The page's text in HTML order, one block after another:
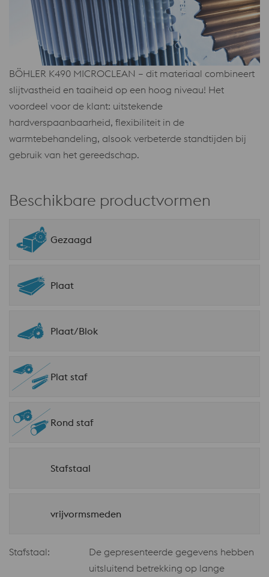
BÖHLER K490 MICROCLEAN – dit materiaal combineert
slijtvastheid en taaiheid op een hoog niveau! Het
voordeel voor de klant: uitstekende
hardverspaanbaarheid, flexibiliteit in de
warmtebehandeling, alsook verbeterde standtijden bij
gebruik van het gereedschap.
Beschikbare productvormen
Gezaagd
Plaat
Plaat/Blok
Plat staf
Rond staf
Stafstaal
vrijvormsmeden
Stafstaal:
De gepresenteerde gegevens hebben
uitsluitend betrekking op lange